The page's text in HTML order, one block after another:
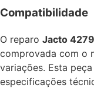
Compatibilidade
O reparo Jacto
comprovada com o
variações. Esta
especificações